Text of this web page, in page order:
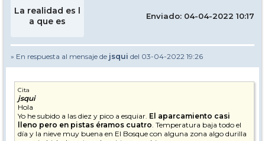
La realidad es l
a que es
Enviado: 04-04-2022 10:17
» En respuesta al mensaje de jsqui del 03-04-2022 19:26
Cita
jsqui
Hola
Yo he subido a las diez y pico a esquiar. El aparcamiento casi
lleno pero en pistas éramos cuatro. Temperatura baja todo el
día y la nieve muy buena en El Bosque con alguna zona algo durilla